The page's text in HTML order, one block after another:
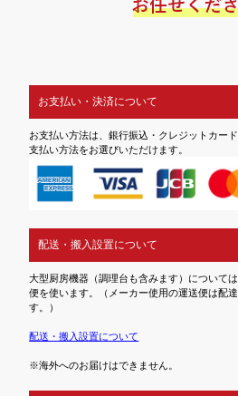
お支払い・決済について
お支払い方法は、銀行振込・クレジットカー
支払い方法をお選びいただけます。
配送・搬入設置について
大型厨房機器（調理台も含みます）について
便を使います。（メーカー使用の運送便は配
す。）
配送・搬入設置について
※海外へのお届けはできません。